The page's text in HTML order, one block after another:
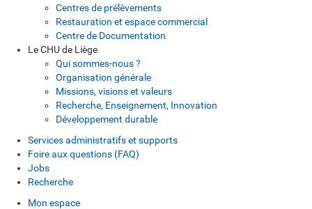
Centres de prélèvements
Restauration et espace commercial
Centre de Documentation
Le CHU de Liège
Qui sommes-nous ?
Organisation générale
Missions, visions et valeurs
Recherche, Enseignement, Innovation
Développement durable
Services administratifs et supports
Foire aux questions (FAQ)
Jobs
Recherche
Mon espace